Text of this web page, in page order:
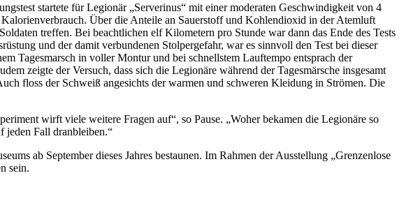
startete für Legionär „Serverinus“ mit einer moderaten Geschwindigkeit von 4
Über die Anteile an Sauerstoff und Kohlendioxid in der Atemluft
treffen. Bei beachtlichen elf Kilometern pro Stunde war dann das Ende des Tests
und der damit verbundenen Stolpergefahr, war es sinnvoll den Test bei dieser
Tagesmarsch in voller Montur und bei schnellstem Lauftempo entsprach der
zeigte der Versuch, dass sich die Legionäre während der Tagesmärsche insgesamt
floss der Schweiß angesichts der warmen und schweren Kleidung in Strömen. Die
wirft viele weitere Fragen auf“, so Pause. „Woher bekamen die Legionäre so
jeden Fall dranbleiben.“
ab September dieses Jahres bestaunen. Im Rahmen der Ausstellung „Grenzenlose
sein.